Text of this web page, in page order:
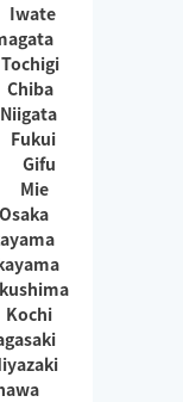
Iwate
Tochigi
Chiba
Niigata
Fukui
Gifu
Mie
Osaka
Kochi